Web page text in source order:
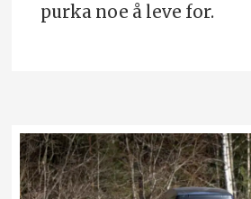
purka noe å leve for.